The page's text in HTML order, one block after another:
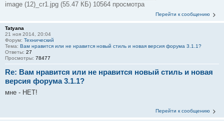
image (12)_cr1.jpg (55.47 КБ) 10564 просмотра
Перейти к сообщению
Tatyana
21 ноя 2014, 20:04
Форум: Технический
Тема: Вам нравится или не нравится новый стиль и новая версия форума 3.1.1?
Ответы: 27
Просмотры: 78477
Re: Вам нравится или не нравится новый стиль и новая
версия форума 3.1.1?
мне - НЕТ!
Перейти к сообщению